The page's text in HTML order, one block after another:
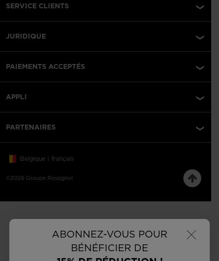
×
ABONNEZ-VOUS POUR
BÉNÉFICIER DE
SERVICE CLIENTS
JURIDIQUE
PAIEMENTS ACCEPTÉS
APPLI
PARTENAIRES
©2026 Groupe Rossignol
Belgique | français